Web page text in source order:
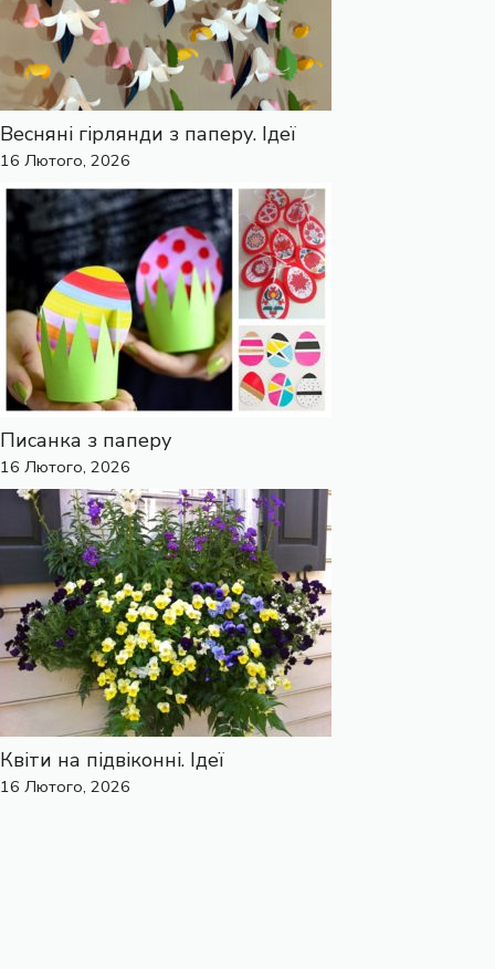
Весняні гірлянди з паперу. Ідеї
16 Лютого, 2026
Писанка з паперу
16 Лютого, 2026
Квіти на підвіконні. Ідеї
16 Лютого, 2026